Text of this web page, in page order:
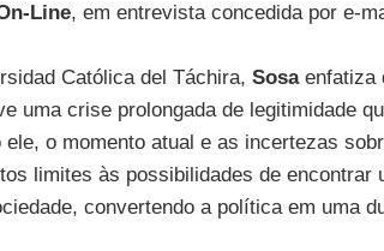
Line, em entrevista concedida por e-
Católica del Táchira, Sosaenfatiza
uma crise prolongada de legitimidade
ele, o momento atual e as incertezas
limites às possibilidades de encontrar
convertendo a política em uma